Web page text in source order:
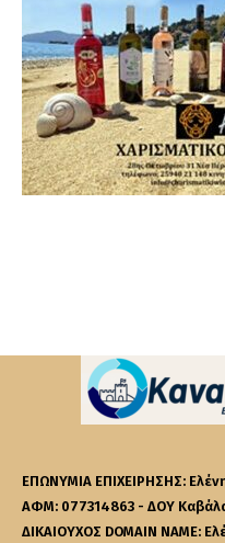
ΕΠΩΝΥΜΙΑ ΕΠΙΧΕΙΡΗΣΗΣ:
ΑΦΜ: 077314863 - ΔΟΥ
ΔΙΚΑΙΟΥΧΟΣ DOMAIN NAME: